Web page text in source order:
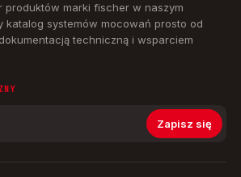
produktów marki fischer w naszym
katalog systemów mocowań prosto od
techniczną i wsparciem
Zapisz się